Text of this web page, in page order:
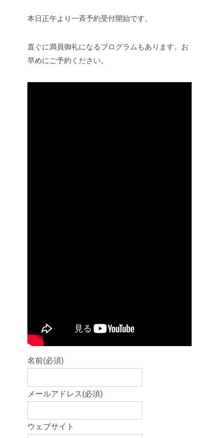
本日正午より一斉予約受付開始です。
直ぐに満員御礼になるプログラムもあります。お
早めにご予約ください。
名前(必須)
メールアドレス (必須)
ウェブサイト